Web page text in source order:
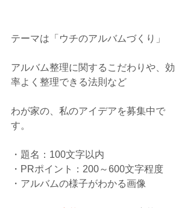
テーマは「ウチのアルバムづくり」
アルバム整理に関するこだわりや、効
率よく整理できる法則など
わが家の、私のアイデアを募集中で
す。
・題名：100文字以内
・PRポイント：200～600文字程度
・アルバムの様子がわかる画像